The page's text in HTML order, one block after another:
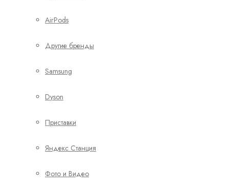
AirPods
Другие бренды
Samsung
Dyson
Приставки
Яндекс Станция
Фото и Видео